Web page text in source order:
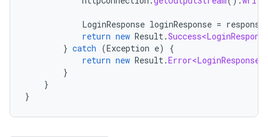
LoginResponse loginResponse =
return new Result.
} catch (Exception e)
{
return new Result.Error<LoginResponse>
}
}
}